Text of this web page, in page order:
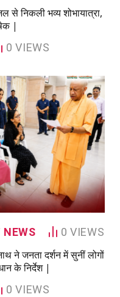
निकली भव्य शोभायात्रा,
|
0VIEWS
NEWS 0VIEWS
ने जनता दर्शन में सुनीं लोगों
के निर्देश |
0VIEWS